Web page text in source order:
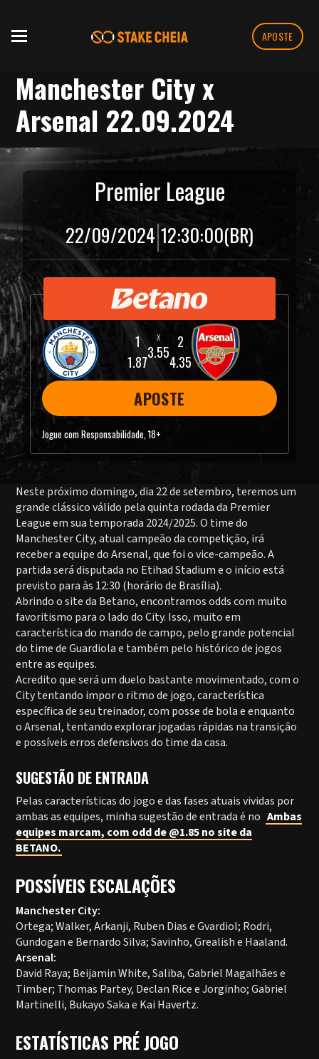
APOSTE
Manchester City x
Arsenal 22.09.2024
Premier League
22/09/2024|12:30:00(BR)
1.87
3.55
4.35
APOSTE
Jogue com Responsabilidade, 18+
Neste próximo domingo, dia 22 de setembro, teremos um
grande clássico válido pela quinta rodada da Premier
League em sua temporada 2024/2025. O time do
Manchester City, atual campeão da competição, irá
receber a equipe do Arsenal, que foi o vice-campeão. A
partida será disputada no Etihad Stadium e o início está
previsto para às 12:30 (horário de Brasília).
Abrindo o site da Betano, encontramos odds com muito
favoritismo para o lado do City. Isso, muito em
característica do mando de campo, pelo grande potencial
do time de Guardiola e também pelo histórico de jogos
entre as equipes.
Acredito que será um duelo bastante movimentado, com o
City tentando impor o ritmo de jogo, característica
específica de seu treinador, com posse de bola e enquanto
o Arsenal, tentando explorar jogadas rápidas na transição
e possíveis erros defensivos do time da casa.
SUGESTÃO DE ENTRADA
Pelas características do jogo e das fases atuais vividas por
ambas as equipes, minha sugestão de entrada é no Ambas
equipes marcam, com odd de @1.85 no site da
BETANO.
POSSÍVEIS ESCALAÇÕES
Manchester City:
Ortega; Walker, Arkanji, Ruben Dias e Gvardiol; Rodri,
Gundogan e Bernardo Silva; Savinho, Grealish e Haaland.
Arsenal:
David Raya; Beijamin White, Saliba, Gabriel Magalhães e
Timber; Thomas Partey, Declan Rice e Jorginho; Gabriel
Martinelli, Bukayo Saka e Kai Havertz.
ESTATÍSTICAS PRÉ JOGO